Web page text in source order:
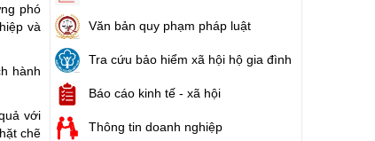
phó
và
hành
với
chẽ
Văn bản quy phạm pháp luật
Tra cứu bảo hiểm xã hội hộ gia đình
Báo cáo kinh tế - xã hội
Thông tin doanh nghiệp